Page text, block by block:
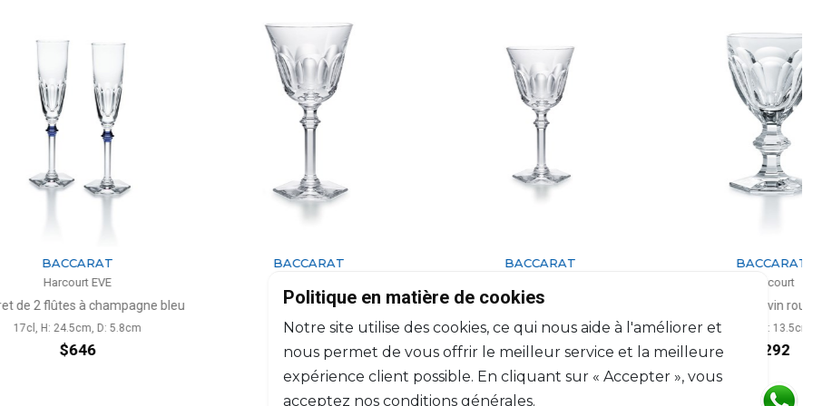
bleu
D: 5.8cm
Verre à vin blanc
20cl, H: 17cm
$264
17cl, H: 13.5cm
$292
Politique en matière de cookies
Notre site utilise des cookies, ce qui nous aide à l'améliorer et
nous permet de vous offrir le meilleur service et la meilleure
expérience client possible. En cliquant sur « Accepter », vous
acceptez nos conditions générales.